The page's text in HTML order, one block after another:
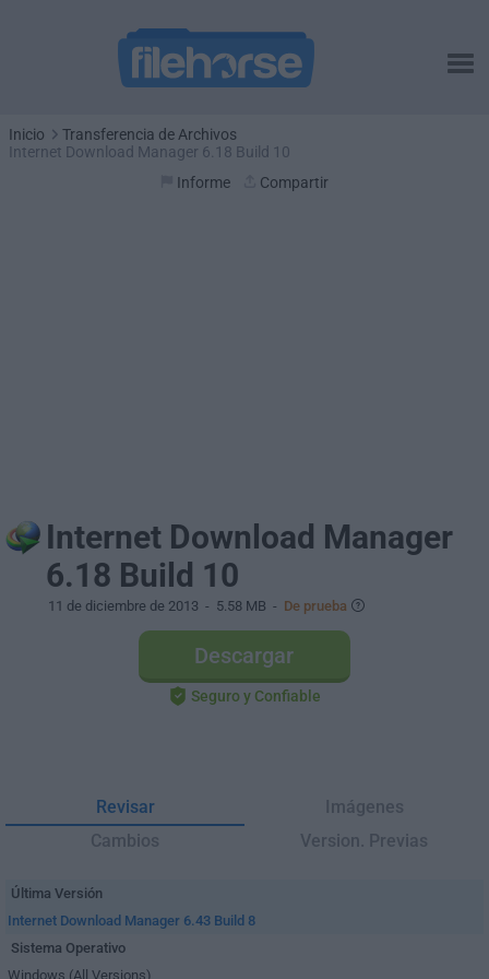
Inicio
Transferencia de Archivos
Internet Download Manager 6.18 Build 10
Informe
Compartir
Internet Download Manager
6.18 Build 10
11 de diciembre de 2013 - 5.58 MB - De prueba
Descargar
Seguro y Confiable
Revisar
Imágenes
Cambios
Version. Previas
Última Versión
Internet Download Manager 6.43 Build 8
Sistema Operativo
Windows (All Versions)